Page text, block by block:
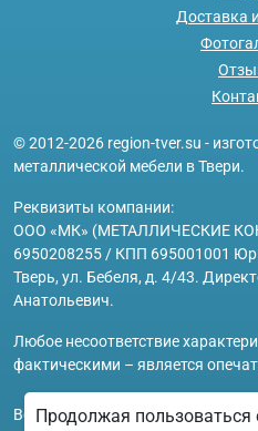
Доставка
© 2012-2026 region-tver.su -
металлической мебели в Твери.
Реквизиты компании:
ООО «МК» (МЕТАЛЛИЧЕСКИЕ
6950208255 / КПП 695001001
Тверь, ул. Бебеля, д. 4/43.
Анатольевич.
Любое несоответствие
фактическими – является
Вся информация на сайте region-
Продолжая пользоваться